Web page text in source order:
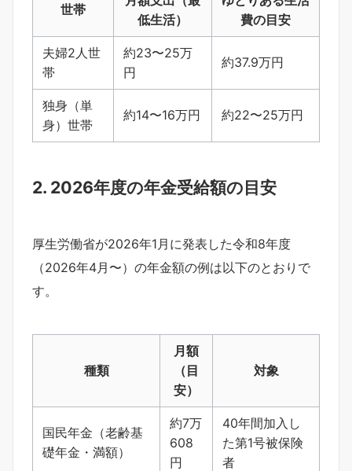
世帯
低生活）
費の目安
夫婦2人世
帯
約23〜25万
円
約37.9万円
独身（単
身）世帯
約14〜16万円 約22〜25万円
2. 2026年度の年金受給額の目安
厚生労働省が2026年1月に発表した令和8年度
（2026年4月〜）の年金額の例は以下のとおりで
す。
種類
月額
（目
安）
対象
国民年金（老齢基
礎年金・満額）
約7万
608
円
40年間加入し
た第1号被保険
者